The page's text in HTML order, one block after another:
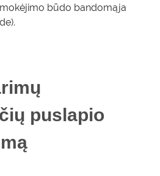
būdo bandomąja
puslapio